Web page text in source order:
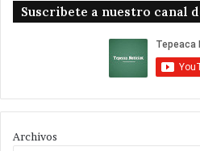
Suscribete a nuestro canal
Archivos